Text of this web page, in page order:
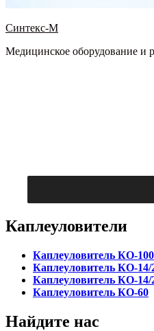
Синтекс-М
Медицинское оборудование и
Каплеуловители
Каплеуловитель КО-100
Каплеуловитель КО-14/
Каплеуловитель КО-14/
Каплеуловитель КО-60
Найдите нас